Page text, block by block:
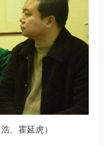
、霍延虎）